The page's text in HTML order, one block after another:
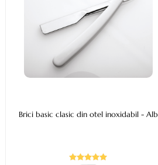
Brici basic clasic din otel inoxidabil - Alb